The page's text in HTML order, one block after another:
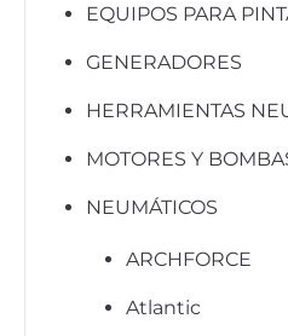
EQUIPOS PARA
GENERADORES
HERRAMIENTAS
MOTORES Y
NEUMÁTICOS
ARCHFORCE
Atlantic